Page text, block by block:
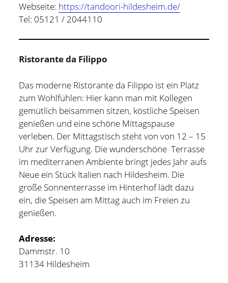
Webseite: https://tandoori-hildesheim.de/
Tel: 05121 / 2044110
Ristorante da Filippo
Das moderne Ristorante da Filippo ist ein Platz
zum Wohlfühlen: Hier kann man mit Kollegen
gemütlich beisammen sitzen, köstliche Speisen
genießen und eine schöne Mittagspause
verleben. Der Mittagstisch steht von von 12 – 15
Uhr zur Verfügung. Die wunderschöne Terrasse
im mediterranen Ambiente bringt jedes Jahr aufs
Neue ein Stück Italien nach Hildesheim. Die
große Sonnenterrasse im Hinterhof lädt dazu
ein, die Speisen am Mittag auch im Freien zu
genießen.
Adresse:
Dammstr. 10
31134 Hildesheim